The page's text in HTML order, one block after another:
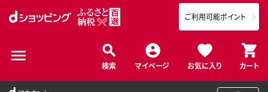
検索 マイページ お気に入り カート
ご利用可能ポイント